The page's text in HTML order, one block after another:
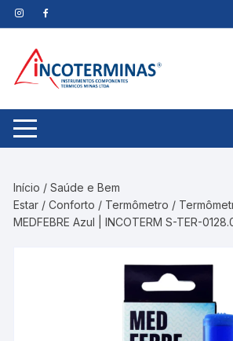
Pular
para
conteúdo
Início /Saúde e Bem
Estar /Conforto / Termômetro /
MEDFEBRE Azul | INCOTERM S-TER-